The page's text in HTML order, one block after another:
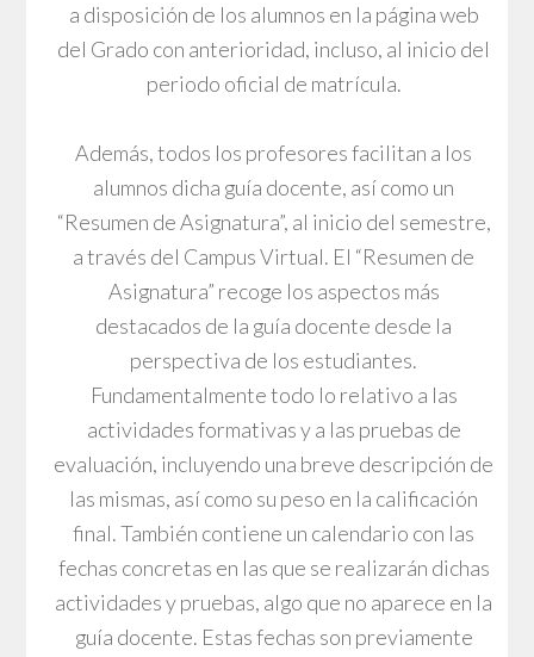
a disposición de los alumnos en la página web
del Grado con anterioridad, incluso, al inicio del
periodo oficial de matrícula.
Además, todos los profesores facilitan a los
alumnos dicha guía docente, así como un
“Resumen de Asignatura”, al inicio del semestre,
a través del Campus Virtual. El “Resumen de
Asignatura” recoge los aspectos más
destacados de la guía docente desde la
perspectiva de los estudiantes.
Fundamentalmente todo lo relativo a las
actividades formativas y a las pruebas de
evaluación, incluyendo una breve descripción de
las mismas, así como su peso en la calificación
final. También contiene un calendario con las
fechas concretas en las que se realizarán dichas
actividades y pruebas, algo que no aparece en la
guía docente. Estas fechas son previamente